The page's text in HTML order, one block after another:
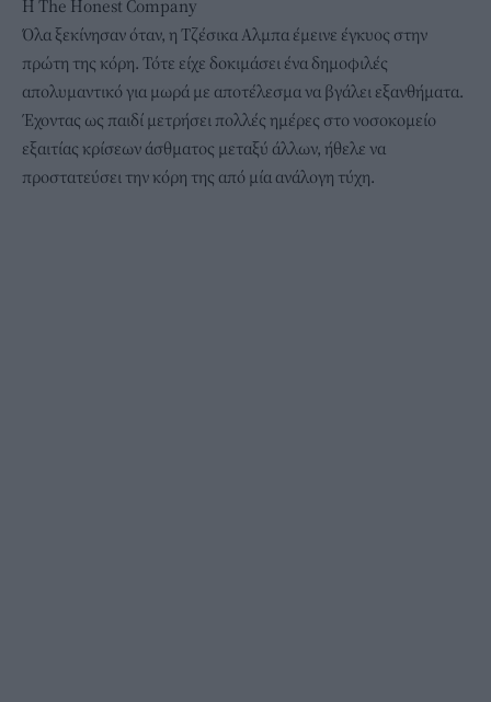
Η The Honest Company
Όλα ξεκίνησαν όταν, η Τζέσικα Αλμπα έμεινε έγκυος στην
πρώτη της κόρη. Τότε είχε δοκιμάσει ένα δημοφιλές
απολυμαντικό για μωρά με αποτέλεσμα να βγάλει εξανθήματα.
Έχοντας ως παιδί μετρήσει πολλές ημέρες στο νοσοκομείο
εξαιτίας κρίσεων άσθματος μεταξύ άλλων, ήθελε να
προστατεύσει την κόρη της από μία ανάλογη τύχη.